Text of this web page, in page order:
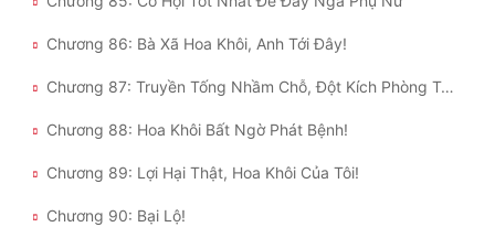
Chương 86: Bà Xã Hoa Khôi, Anh Tới Đây!
Chương 87: Truyền Tống Nhầm Chỗ, Đột Kích Phòng Tắm Của Bạo Lực Giáo Hoa!
Chương 88: Hoa Khôi Bất Ngờ Phát Bệnh!
Chương 89: Lợi Hại Thật, Hoa Khôi Của Tôi!
Chương 90: Bại Lộ!